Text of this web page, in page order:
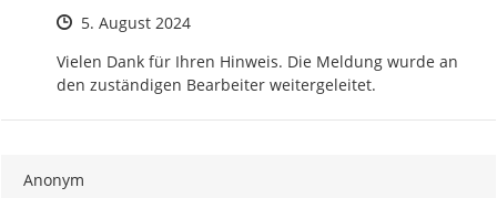
Zeitpunkt des Erstellens
5. August 2024
Vielen Dank für Ihren Hinweis. Die Meldung wurde an
den zuständigen Bearbeiter weitergeleitet.
Anonym